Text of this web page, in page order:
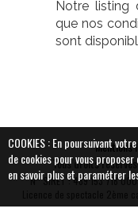
Notre listing
que nos
sont
Vous
Mentions
Tous droits
N° SIRET : 489 153 718
COOKIES : En poursuivant
de cookies pour vous
en savoir plus et paramétrer